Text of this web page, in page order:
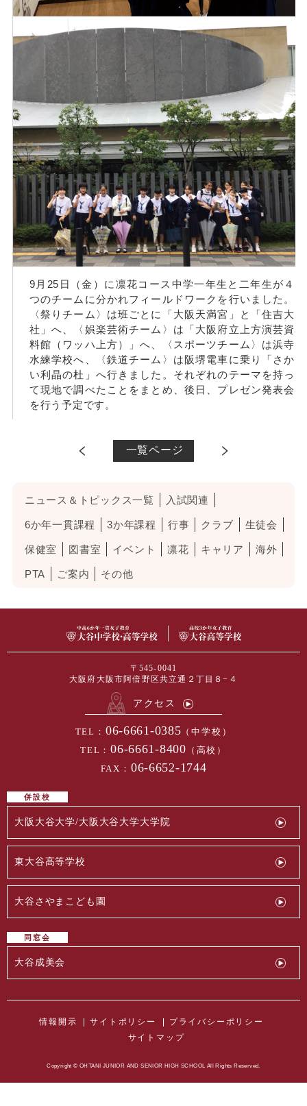
9月25日（金）に凛花コース中学一年生と二年生が４
つのチームに分かれフィールドワークを行いました。
〈祭りチーム〉は班ごとに「大阪天満宮」と「住吉大
社」へ、〈娯楽芸術チーム〉は「大阪府立上方演芸資
料館（ワッハ上方）」へ、〈スポーツチーム〉は浜寺
水練学校へ、〈鉄道チーム〉は阪堺電車に乗り「さか
い利晶の杜」へ行きました。それぞれのテーマを持っ
て現地で調べたことをまとめ、後日、プレゼン発表会
を行う予定です。
一覧ページ
ニュース＆トピックス一覧 入試関連
6か年一貫課程 3か年課程 行事 クラブ 生徒会
保健室 図書室 イベント 凛花 キャリア 海外
PTA ご案内 その他
〒545-0041
大阪府大阪市阿倍野区共立通２丁目８−４
アクセス
TEL： 06-6661-0385 （中学校）
TEL：06-6661-8400 （高校）
FAX： 06-6652-1744
併設校
大阪大谷大学/大阪大谷大学大学院
東大谷高等学校
大谷さやまこども園
同窓会
大谷成美会
情報開示 サイトポリシー
プライバシーポリシー
サイトマップ
Copyright © OHTANI JUNIOR AND SENIOR HIGH SCHOOL All Rights Reserved.